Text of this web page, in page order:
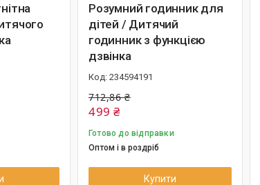
Розумний годинник для
дітей / Дитячий
годинник з функцією
дзвінка
234594191
712,86 ₴
499 ₴
Готово до відправки
Оптом і в роздріб
Купити